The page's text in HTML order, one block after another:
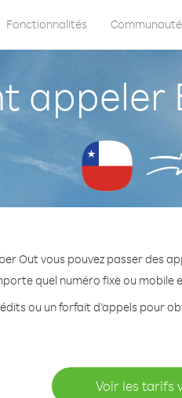
Fonctionnalités
appeler
Out vous pouvez passer des
quel numéro fixe ou mobile
ou un forfait d’appels pour
Voir les tarifs